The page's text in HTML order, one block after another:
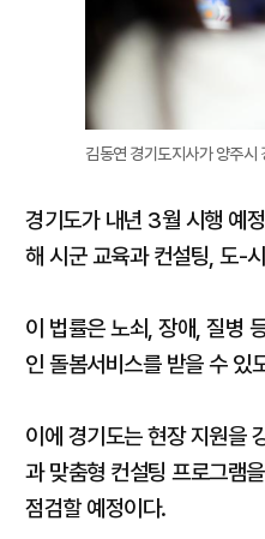
김동연 경기도지사가 양주시
경기도가 내년 3월 시행 예
해 시군 교육과 컨설팅, 도-
이 법률은 노쇠, 장애, 질병
인 돌봄서비스를 받을 수 있
이에 경기도는 현장 지원을
과 맞춤형 컨설팅 프로그램
점검할 예정이다.